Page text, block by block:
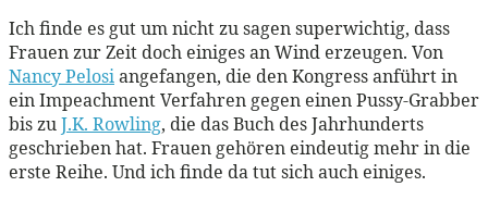
Ich finde es gut um nicht zu sagen superwichtig, dass
Frauen zur Zeit doch einiges an Wind erzeugen. Von
Nancy Pelosiangefangen, die den Kongress anführt in
ein Impeachment Verfahren gegen einen Pussy-Grabber
bis zuJ.K. Rowling, die das Buch des Jahrhunderts
geschrieben hat. Frauen gehören eindeutig mehr in die
erste Reihe. Und ich finde da tut sich auch einiges.